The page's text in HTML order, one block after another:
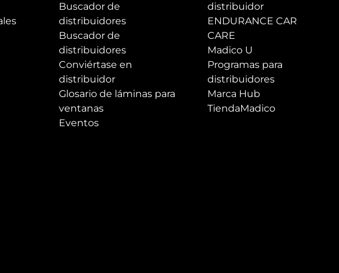
Buscador de
distribuidores
Buscador de
distribuidores
Conviértase en
distribuidor
Glosario de láminas para
ventanas
Eventos
distribuidor
ENDURANCE CAR
CARE
Madico U
Programas para
distribuidores
Marca Hub
TiendaMadico